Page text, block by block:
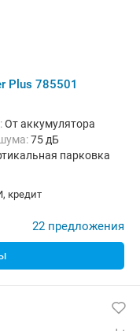
Plus 785501
От аккумулятора
75 дБ
парковка
кредит
22 предложения